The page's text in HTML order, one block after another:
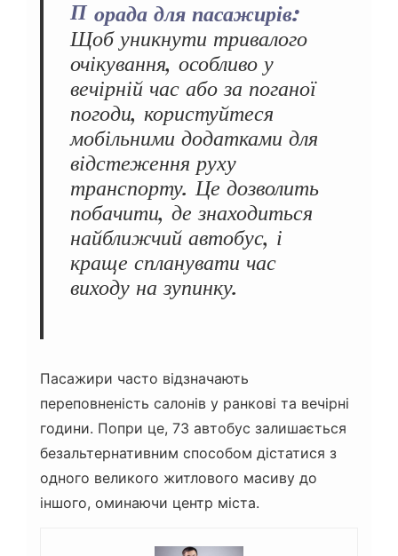
Порада для пасажирів:
Щоб уникнути тривалого
очікування, особливо у
вечірній час або за поганої
погоди, користуйтеся
мобільними додатками для
відстеження руху
транспорту. Це дозволить
побачити, де знаходиться
найближчий автобус, і
краще спланувати час
виходу на зупинку.
Пасажири часто відзначають
переповненість салонів у ранкові та вечірні
години. Попри це, 73 автобус залишається
безальтернативним способом дістатися з
одного великого житлового масиву до
іншого, оминаючи центр міста.